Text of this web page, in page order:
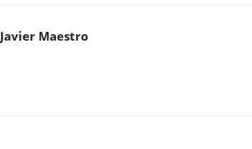
Javier Maestro